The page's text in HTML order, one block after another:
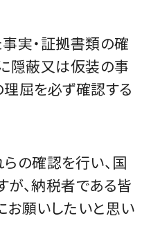
実・証拠書類の確
隠蔽又は仮装の事
屈を必ず確認する
の確認を行い、国
、納税者である皆
お願いしたいと思い